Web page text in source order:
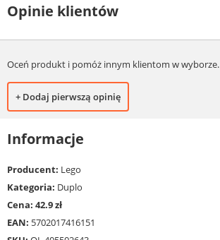
Opinie klientów
Oceń produkt i pomóż innym klientom w wyborze.
+ Dodaj pierwszą opinię
Informacje
Producent: Lego
Kategoria: Duplo
Cena: 42.9 zł
EAN: 5702017416151